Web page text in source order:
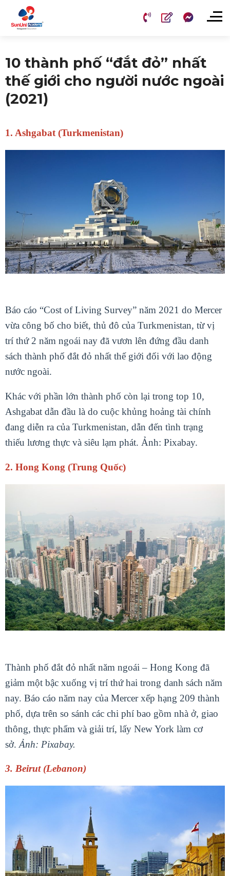
10 thành phố “đắt đỏ” nhất
thế giới cho người nước ngoài
(2021)
1. Ashgabat (Turkmenistan)
Báo cáo “Cost of Living Survey” năm 2021 do Mercer
vừa công bố cho biết, thủ đô của Turkmenistan, từ vị
trí thứ 2 năm ngoái nay đã vươn lên đứng đầu danh
sách thành phố đắt đỏ nhất thế giới đối với lao động
nước ngoài.
Khác với phần lớn thành phố còn lại trong top 10,
Ashgabat dẫn đầu là do cuộc khủng hoảng tài chính
đang diễn ra của Turkmenistan, dẫn đến tình trạng
thiếu lương thực và siêu lạm phát. Ảnh: Pixabay.
2. Hong Kong (Trung Quốc)
Thành phố đắt đỏ nhất năm ngoái – Hong Kong đã
giảm một bậc xuống vị trí thứ hai trong danh sách năm
nay. Báo cáo năm nay của Mercer xếp hạng 209 thành
phố, dựa trên so sánh các chi phí bao gồm nhà ở, giao
thông, thực phẩm và giải trí, lấy New York làm cơ
sở. Ảnh: Pixabay.
3. Beirut (Lebanon)